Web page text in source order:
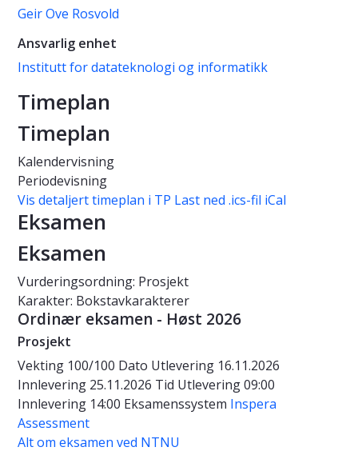
Geir Ove Rosvold
Ansvarlig enhet
Institutt for datateknologi og informatikk
Timeplan
Timeplan
Kalendervisning
Periodevisning
Vis detaljert timeplan i TP Last ned .ics-fil iCal
Eksamen
Eksamen
Vurderingsordning: Prosjekt
Karakter: Bokstavkarakterer
Ordinær eksamen - Høst 2026
Prosjekt
Vekting 100/100 Dato Utlevering 16.11.2026
Innlevering 25.11.2026 Tid Utlevering 09:00
Innlevering 14:00 Eksamenssystem Inspera
Assessment
Alt om eksamen ved NTNU